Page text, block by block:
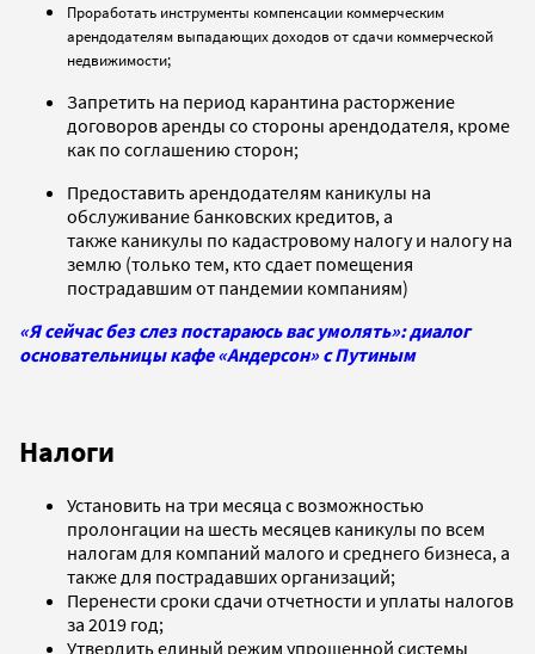
Проработать инструменты компенсации коммерческим
арендодателям выпадающих доходов от сдачи коммерческой
недвижимости;
Запретить на период карантина расторжение
договоров аренды со стороны арендодателя, кроме
как по соглашению сторон;
Предоставить арендодателям каникулы на
обслуживание банковских кредитов, а
также каникулы по кадастровому налогу и налогу на
землю (только тем, кто сдает помещения
пострадавшим от пандемии компаниям)
«Я сейчас без слез постараюсь вас умолять»: диалог
основательницы кафе «Андерсон» с Путиным
Налоги
Установить на три месяца с возможностью
пролонгации на шесть месяцев каникулы по всем
налогам для компаний малого и среднего бизнеса, а
также для пострадавших организаций;
Перенести сроки сдачи отчетности и уплаты налогов
за 2019 год;
Утвердить единый режим упрощенной системы